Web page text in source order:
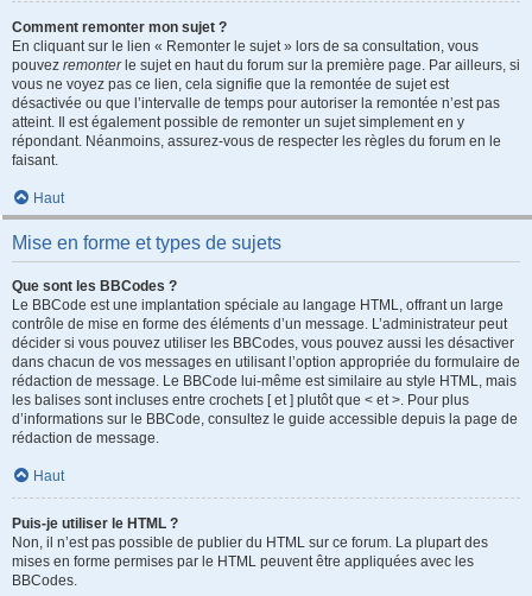
Comment remonter mon sujet ?
En cliquant sur le lien « Remonter le sujet » lors de sa consultation, vous
pouvez remonterle sujet en haut du forum sur la première page. Par ailleurs, si
vous ne voyez pas ce lien, cela signifie que la remontée de sujet est
désactivée ou que l’intervalle de temps pour autoriser la remontée n’est pas
atteint. Il est également possible de remonter un sujet simplement en y
répondant. Néanmoins, assurez-vous de respecter les règles du forum en le
faisant.
Haut
Mise en forme et types de sujets
Que sont les BBCodes ?
Le BBCode est une implantation spéciale au langage HTML, offrant un large
contrôle de mise en forme des éléments d’un message. L’administrateur peut
décider si vous pouvez utiliser les BBCodes, vous pouvez aussi les désactiver
dans chacun de vos messages en utilisant l’option appropriée du formulaire de
rédaction de message. Le BBCode lui-même est similaire au style HTML, mais
les balises sont incluses entre crochets [ et ] plutôt que < et >. Pour plus
d’informations sur le BBCode, consultez le guide accessible depuis la page de
rédaction de message.
Haut
Puis-je utiliser le HTML ?
Non, il n’est pas possible de publier du HTML sur ce forum. La plupart des
mises en forme permises par le HTML peuvent être appliquées avec les
BBCodes.